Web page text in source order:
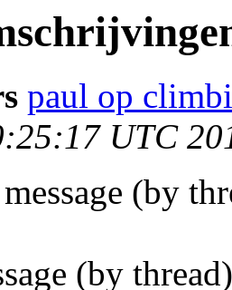
paul op
UTC
(by
(by